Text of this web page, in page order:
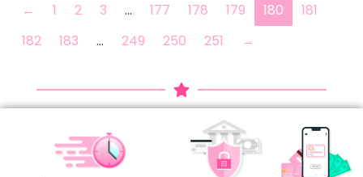
← 1 2 3 … 177 178 179 180
181
182
183 … 249 250 251 →